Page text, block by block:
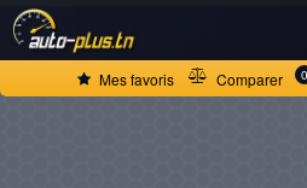
Mes favoris Comparer 0
ACCUEIL